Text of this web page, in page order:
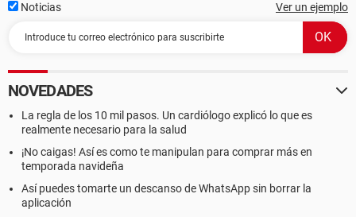
Noticias Ver un ejemplo
NOVEDADES
La regla de los 10 mil pasos. Un cardiólogo explicó lo que es
realmente necesario para la salud
¡No caigas! Así es como te manipulan para comprar más en
temporada navideña
Así puedes tomarte un descanso de WhatsApp sin borrar la
aplicación